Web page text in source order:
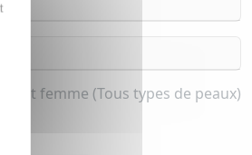
et femme (Tous types de peaux)